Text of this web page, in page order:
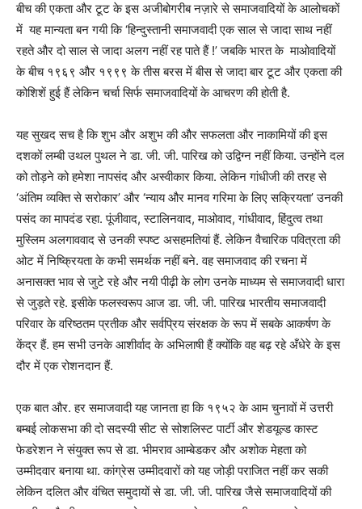
बीच की एकता और टूट के इस अजीबोगरीब नज़ारे से समाजवादियों के आलोचकों
में यह मान्यता बन गयी कि ‘हिन्दुस्तानी समाजवादी एक साल से जादा साथ नहीं
रहते और दो साल से जादा अलग नहीं रह पाते हैं !’ जबकि भारत के माओवादियों
के बीच १९६९ और १९९९ के तीस बरस में बीस से जादा बार टूट और एकता की
कोशिशें हुई हैं लेकिन चर्चा सिर्फ समाजवादियों के आचरण की होती है.
यह सुखद सच है कि शुभ और अशुभ की और सफलता और नाकामियों की इस
दशकों लम्बी उथल पुथल ने डा. जी. जी. पारिख को उद्विग्न नहीं किया. उन्होंने दल
को तोड़ने को हमेशा नापसंद और अस्वीकार किया. लेकिन गांधीजी की तरह से
‘अंतिम व्यक्ति से सरोकार’ और ‘न्याय और मानव गरिमा के लिए सक्रियता’ उनकी
पसंद का मापदंड रहा. पूंजीवाद, स्टालिनवाद, माओवाद, गांधीवाद, हिंदुत्व तथा
मुस्लिम अलगाववाद से उनकी स्पष्ट असहमतियां हैं. लेकिन वैचारिक पवित्रता की
ओट में निष्क्रियता के कभी समर्थक नहीं बने. वह समाजवाद की रचना में
अनासक्त भाव से जुटे रहे और नयी पीढ़ी के लोग उनके माध्यम से समाजवादी धारा
से जुड़ते रहे. इसीके फलस्वरूप आज डा. जी. जी. पारिख भारतीय समाजवादी
परिवार के वरिष्ठतम प्रतीक और सर्वप्रिय संरक्षक के रूप में सबके आकर्षण के
केंद्र हैं. हम सभी उनके आशीर्वाद के अभिलाषी हैं क्योंकि वह बढ़ रहे अँधेरे के इस
दौर में एक रोशनदान हैं.
एक बात और. हर समाजवादी यह जानता हा कि १९५२ के आम चुनावों में उत्तरी
बम्बई लोकसभा की दो सदस्यी सीट से सोशलिस्ट पार्टी और शेडयूल्ड कास्ट
फेडरेशन ने संयुक्त रूप से डा. भीमराव आम्बेडकर और अशोक मेहता को
उम्मीदवार बनाया था. कांग्रेस उम्मीदवारों को यह जोड़ी पराजित नहीं कर सकी
लेकिन दलित और वंचित समुदायों से डा. जी. जी. पारिख जैसे समाजवादियों की